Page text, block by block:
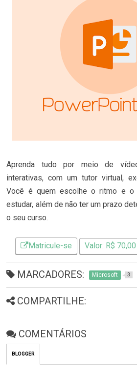
Aprenda tudo por meio de
interativas, com um tutor virtual,
Você é quem escolhe o ritmo e o
estudar, além de não ter um prazo
o seu curso.
Matricule-se Valor: R$ 70,00
MARCADORES: Microsoft 3
COMPARTILHE:
COMENTÁRIOS
BLOGGER